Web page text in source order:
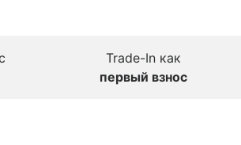
Trade-In как
первый взнос